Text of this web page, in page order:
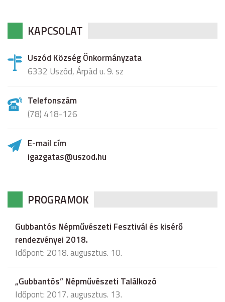
KAPCSOLAT
Uszód Község Önkormányzata
6332 Uszód, Árpád u. 9. sz
Telefonszám
(78) 418-126
E-mail cím
igazgatas@uszod.hu
PROGRAMOK
Gubbantós Népművészeti Fesztivál és kisérő
rendezvényei 2018.
Időpont: 2018. augusztus. 10.
„Gubbantós” Népművészeti Találkozó
Időpont: 2017. augusztus. 13.